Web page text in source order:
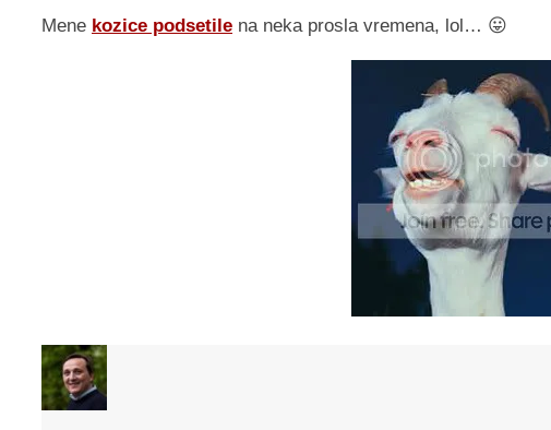
Mene kozice podsetile na neka prosla vremena, lol… 😛